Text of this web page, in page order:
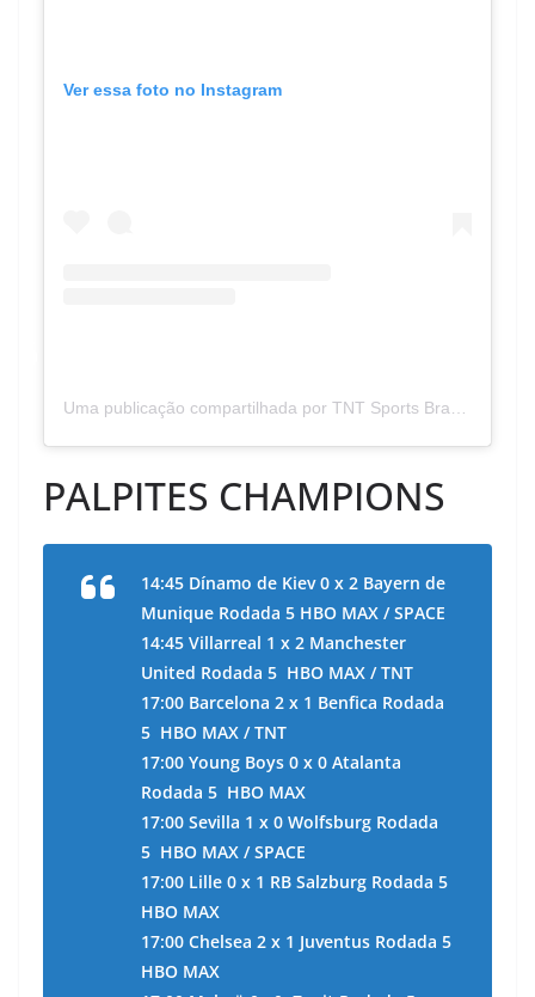
Ver essa foto no Instagram
Uma publicação compartilhada por TNT Sports Brasil (@tntsportsbr)
PALPITES CHAMPIONS
14:45 Dínamo de Kiev 0 x 2 Bayern de
Munique Rodada 5 HBO MAX / SPACE
14:45 Villarreal 1 x 2 Manchester
United Rodada 5 HBO MAX / TNT
17:00 Barcelona 2 x 1 Benfica Rodada
5 HBO MAX / TNT
17:00 Young Boys 0 x 0 Atalanta
Rodada 5 HBO MAX
17:00 Sevilla 1 x 0 Wolfsburg Rodada
5 HBO MAX / SPACE
17:00 Lille 0 x 1 RB Salzburg Rodada 5
HBO MAX
17:00 Chelsea 2 x 1 Juventus Rodada 5
HBO MAX